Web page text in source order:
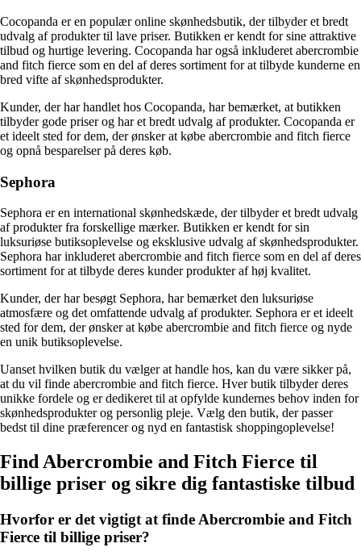
Cocopanda er en populær online skønhedsbutik, der tilbyder et bredt
udvalg af produkter til lave priser. Butikken er kendt for sine attraktive
tilbud og hurtige levering. Cocopanda har også inkluderet abercrombie
and fitch fierce som en del af deres sortiment for at tilbyde kunderne en
bred vifte af skønhedsprodukter.
Kunder, der har handlet hos Cocopanda, har bemærket, at butikken
tilbyder gode priser og har et bredt udvalg af produkter. Cocopanda er
et ideelt sted for dem, der ønsker at købe abercrombie and fitch fierce
og opnå besparelser på deres køb.
Sephora
Sephora er en international skønhedskæde, der tilbyder et bredt udvalg
af produkter fra forskellige mærker. Butikken er kendt for sin
luksuriøse butiksoplevelse og eksklusive udvalg af skønhedsprodukter.
Sephora har inkluderet abercrombie and fitch fierce som en del af deres
sortiment for at tilbyde deres kunder produkter af høj kvalitet.
Kunder, der har besøgt Sephora, har bemærket den luksuriøse
atmosfære og det omfattende udvalg af produkter. Sephora er et ideelt
sted for dem, der ønsker at købe abercrombie and fitch fierce og nyde
en unik butiksoplevelse.
Uanset hvilken butik du vælger at handle hos, kan du være sikker på,
at du vil finde abercrombie and fitch fierce. Hver butik tilbyder deres
unikke fordele og er dedikeret til at opfylde kundernes behov inden for
skønhedsprodukter og personlig pleje. Vælg den butik, der passer
bedst til dine præferencer og nyd en fantastisk shoppingoplevelse!
Find Abercrombie and Fitch Fierce til
billige priser og sikre dig fantastiske tilbud
Hvorfor er det vigtigt at finde Abercrombie and Fitch
Fierce til billige priser?